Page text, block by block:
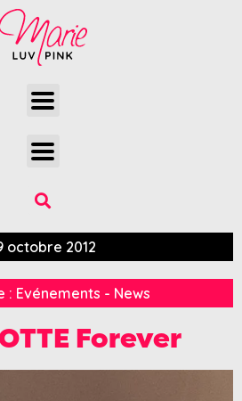
octobre 2012
: Evénements - News
Forever